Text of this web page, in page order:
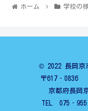
ホーム 学校の
© 2022 長
〒
京都府長
TEL